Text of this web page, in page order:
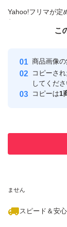
Yahoo!フリマが定
付与しています
安心取引出品者
取引実績
ません
スピード＆安
こ
商品画像の
コピーさ
してくだ
コピーは1
この商品をみて